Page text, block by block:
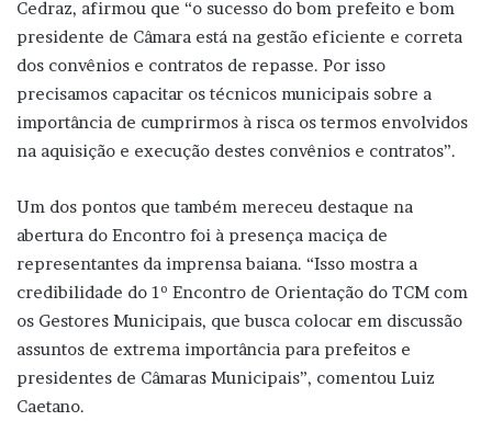
Cedraz, afirmou que “o sucesso do bom prefeito e bom
presidente de Câmara está na gestão eficiente e correta
dos convênios e contratos de repasse. Por isso
precisamos capacitar os técnicos municipais sobre a
importância de cumprirmos à risca os termos envolvidos
na aquisição e execução destes convênios e contratos”.
Um dos pontos que também mereceu destaque na
abertura do Encontro foi à presença maciça de
representantes da imprensa baiana. “Isso mostra a
credibilidade do 1º Encontro de Orientação do TCM com
os Gestores Municipais, que busca colocar em discussão
assuntos de extrema importância para prefeitos e
presidentes de Câmaras Municipais”, comentou Luiz
Caetano.